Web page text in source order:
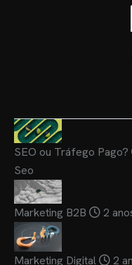
SEO ou Tráfego Pago?
Seo
Marketing B2B 2
Marketing Digital 2